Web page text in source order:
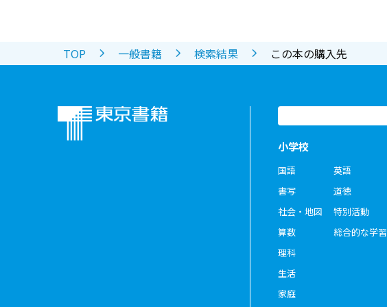
TOP 一般書籍 検索結果 この本の購入先
小学校
国語
書写
社会・地図
算数
理科
生活
家庭
英語
道徳
特別活動
総合的な学習